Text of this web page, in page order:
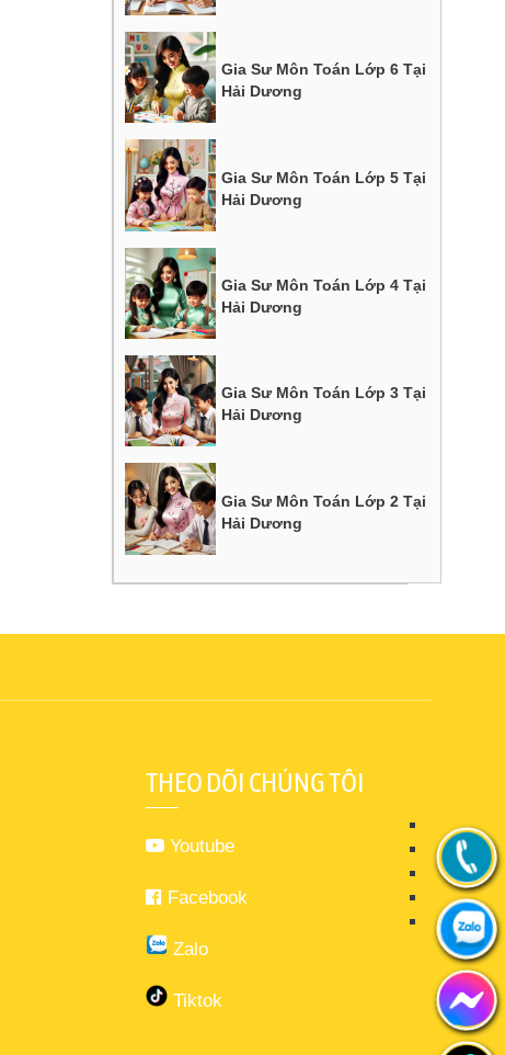
Gia Sư Môn Toán Lớp 6 Tại
Hải Dương
Gia Sư Môn Toán Lớp 5 Tại
Hải Dương
Gia Sư Môn Toán Lớp 4 Tại
Hải Dương
Gia Sư Môn Toán Lớp 3 Tại
Hải Dương
Gia Sư Môn Toán Lớp 2 Tại
Hải Dương
THEO DÕI CHÚNG TÔI
Youtube
Facebook
Zalo
Tiktok